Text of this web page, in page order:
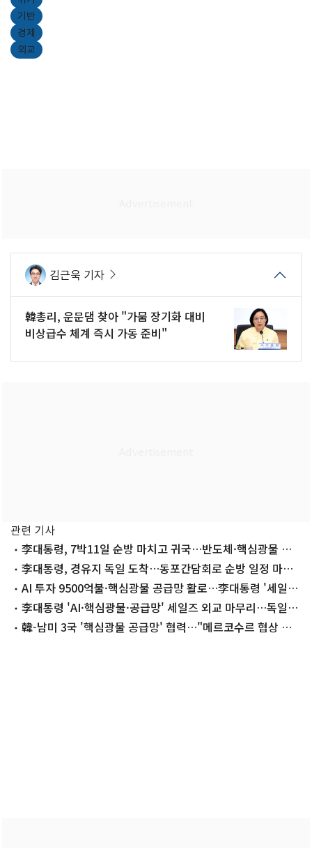
기반
경제
외교
김근욱 기자
韓총리, 운문댐 찾아 "가뭄 장기화 대비
비상급수 체계 즉시 가동 준비"
관련 기사
李대통령, 7박11일 순방 마치고 귀국…반도체·핵심광물 성
과 李대통령, 경유지 독일 도착…동포간담회로 순방 일정 마무
리 AI 투자 9500억불·핵심광물 공급망 활로…李대통령 '세일즈
외교' 종반
李대통령 'AI·핵심광물·공급망' 세일즈 외교 마무리…독일
경유해 귀국
韓-남미 3국 '핵심광물 공급망' 협력…"메르코수르 협상 재